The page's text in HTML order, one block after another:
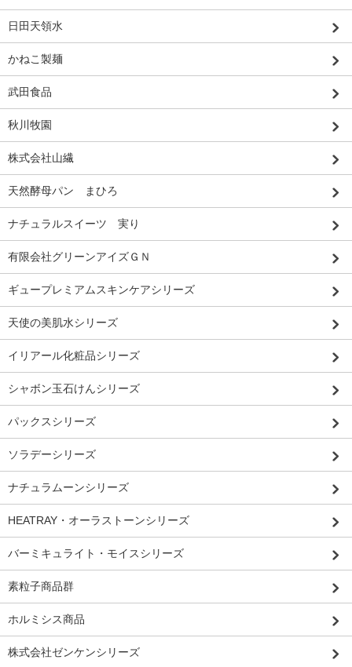
日田天領水
かねこ製麺
武田食品
秋川牧園
株式会社山繊
天然酵母パン まひろ
ナチュラルスイーツ 実り
有限会社グリーンアイズＧＮ
ギュープレミアムスキンケアシリーズ
天使の美肌水シリーズ
イリアール化粧品シリーズ
シャボン玉石けんシリーズ
パックスシリーズ
ソラデーシリーズ
ナチュラムーンシリーズ
HEATRAY・オーラストーンシリーズ
バーミキュライト・モイスシリーズ
素粒子商品群
ホルミシス商品
株式会社ゼンケンシリーズ